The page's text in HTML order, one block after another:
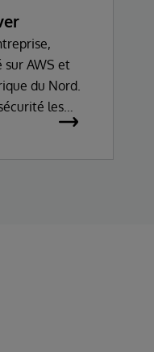
AWS et
du Nord.
les
sur AWS,